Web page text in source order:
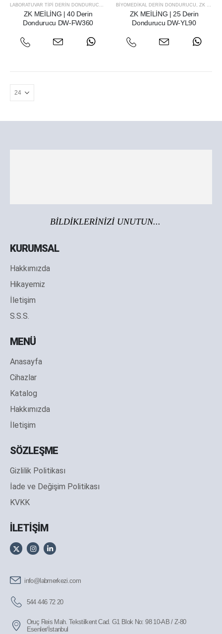
LABORATUVAR TIPI DERIN DONDURUCU, ZK MEILING
ZK MEİLİNG | 40 Derin
Dondurucu DW-FW360
BIYOMEDIKAL DERIN DONDURUCU , ZK MEILING
ZK MEİLİNG | 25 Derin
Dondurucu DW-YL90
BİLDİKLERİNİZİ UNUTUN...
KURUMSAL
Hakkımızda
Hikayemiz
İletişim
S.S.S.
MENÜ
Anasayfa
Cihazlar
Katalog
Hakkımızda
İletişim
SÖZLEŞME
Gizlilik Politikası
İade ve Değişim Politikası
KVKK
İLETİŞİM
info@labmerkezi.com
544 446 72 20
Oruç Reis Mah. Tekstilkent Cad. G1 Blok No: 98 10-AB / Z-80
Esenler/İstanbul